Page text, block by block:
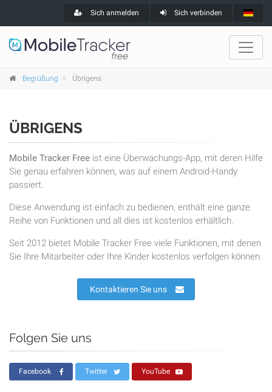
Sich anmelden Sich verbinden
Begrüßung Übrigens
ÜBRIGENS
Mobile Tracker Free ist eine Überwachungs-App, mit deren Hilfe
Sie genau erfahren können, was auf einem Android-Handy
passiert.
Diese Anwendung ist einfach zu bedienen, enthält eine ganze
Reihe von Funktionen und all dies ist kostenlos erhältlich.
Seit 2012 bietet Mobile Tracker Free viele Funktionen, mit denen
Sie Ihre Mitarbeiter oder Ihre Kinder kostenlos verfolgen können.
Kontaktieren Sie uns
Folgen Sie uns
Facebook Twitter YouTube